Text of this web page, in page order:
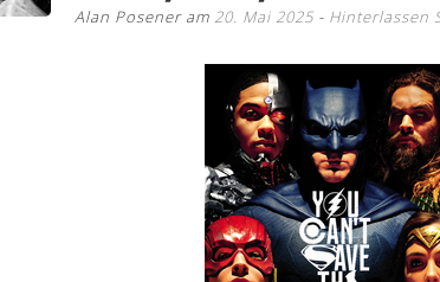
Alan Posener am 20. Mai 2025 Hinterlassen